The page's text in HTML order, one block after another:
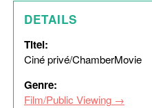
DETAILS
Titel:
Ciné privé/ChamberMovie
Genre:
Film/Public Viewing